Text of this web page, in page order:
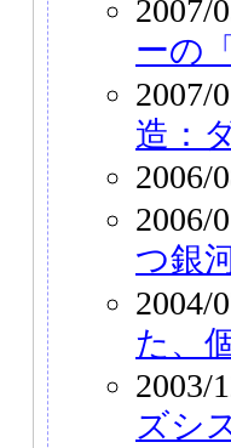
2007/
ーの
2007/
造：
2006/
2006/
つ銀
2004/
た、
2003/
ズシ